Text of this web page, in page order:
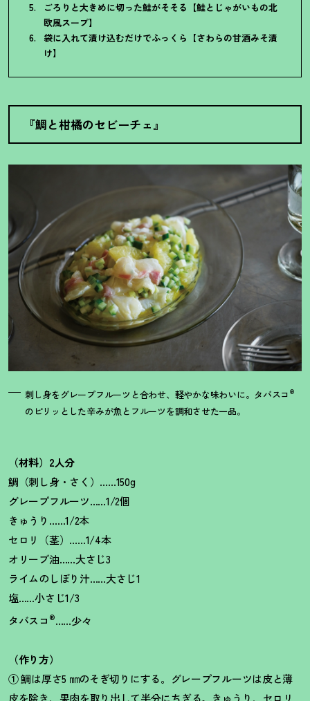
ごろりと大きめに切った鮭がそそる【鮭とじゃがいもの北
欧風スープ】
袋に入れて漬け込むだけでふっくら【さわらの甘酒みそ漬
け】
『鯛と柑橘のセビーチェ』
刺し身をグレープフルーツと合わせ、軽やかな味わいに。タバスコ ®
のピリッとした辛みが魚とフルーツを調和させた一品。
（材料）2人分
鯛（刺し身・さく）……150g
グレープフルーツ……1/2個
きゅうり……1/2本
セロリ（茎）……1/4本
オリーブ油……大さじ3
ライムのしぼり汁……大さじ1
塩……小さじ1/3
タバスコ ®……少々
（作り方）
①鯛は厚さ5 ㎜のそぎ切りにする。グレープフルーツは皮と薄